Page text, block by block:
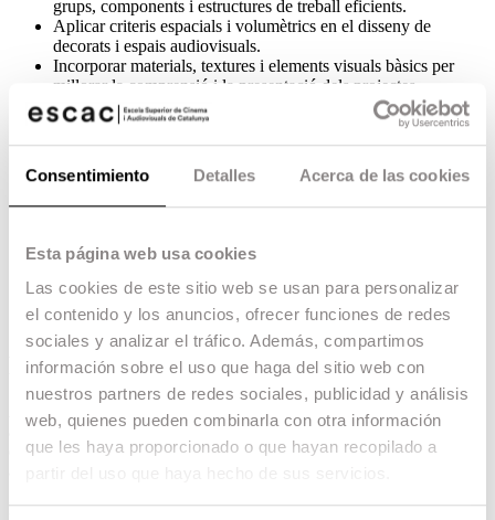
Consentimiento Detalles Acerca de las cookies
Esta página web usa cookies
Las cookies de este sitio web se usan para personalizar
el contenido y los anuncios, ofrecer funciones de redes
sociales y analizar el tráfico. Además, compartimos
información sobre el uso que haga del sitio web con
nuestros partners de redes sociales, publicidad y análisis
web, quienes pueden combinarla con otra información
que les haya proporcionado o que hayan recopilado a
grups, components i estructures de treball eficients.
Aplicar criteris espacials i volumètrics en el disseny de
decorats i espais audiovisuals.
Incorporar materials, textures i elements visuals bàsics per
millorar la comprensió i la presentació dels projectes.
Generar documentació gràfica i materials visuals per a la
comunicació de propostes escenogràfiques.
Integrar eines digitals de representació tridimensional en els
processos de disseny i producció audiovisual.
Optimitzar la comunicació entre els diferents departaments
implicats en el desenvolupament de projectes audiovisuals
Desenvolupar models tridimensionals funcionals que facilitin
la planificació, la construcció i l’execució d’espais per a
rodatges i produccions audiovisuals.
Perfil d'ingrés
Aquesta microcredencial està adreçada a persones interessades a
adquirir competències bàsiques de modelatge 3D aplicades al
disseny d’espais per a cinema, televisió, publicitat, esdeveniments i
És especialment adequada per a: